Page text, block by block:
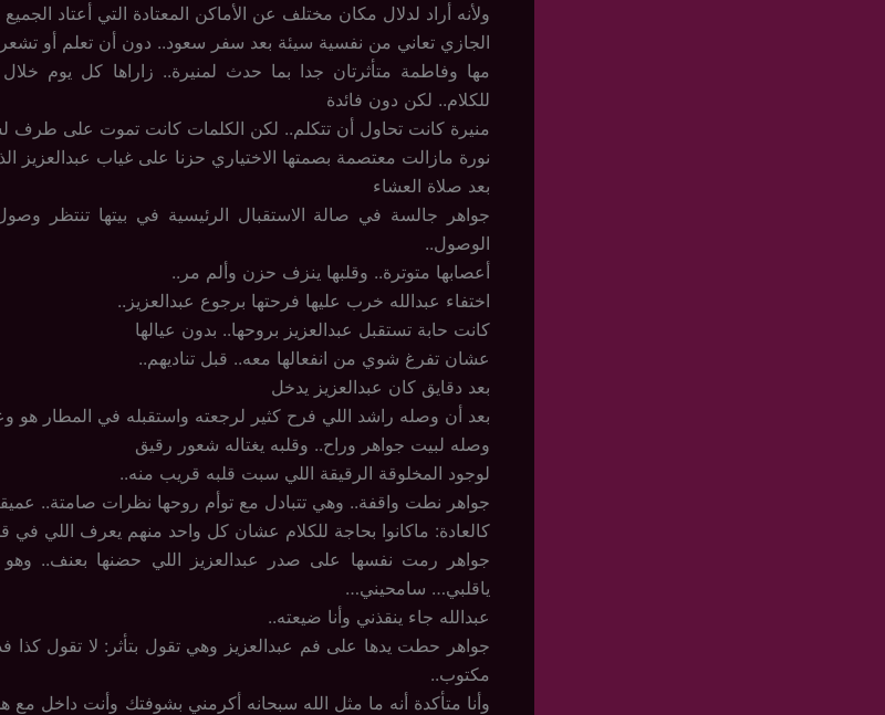
ولأنه أراد لدلال مكان مختلف عن الأماكن المعتادة التي أعتاد الجميع
الجازي تعاني من نفسية سيئة بعد سفر سعود.. دون أن تعلم أو تشعر
مها وفاطمة متأثرتان جدا بما حدث لمنيرة.. زاراها كل يوم خلال
للكلام.. لكن دون فائدة
منيرة كانت تحاول أن تتكلم.. لكن الكلمات كانت تموت على طرف
نورة مازالت معتصمة بصمتها الاختياري حزنا على غياب عبدالعزيز
بعد صلاة العشاء
جواهر جالسة في صالة الاستقبال الرئيسية في بيتها تنتظر
الوصول..
أعصابها متوترة.. وقلبها ينزف حزن وألم مر..
اختفاء عبدالله خرب عليها فرحتها برجوع عبدالعزيز..
كانت حابة تستقبل عبدالعزيز بروحها.. بدون عيالها
عشان تفرغ شوي من انفعالها معه.. قبل تناديهم..
بعد دقايق كان عبدالعزيز يدخل
بعد أن وصله راشد اللي فرح كثير لرجعته واستقبله في المطار هو
وصله لبيت جواهر وراح.. وقلبه يغتاله شعور رقيق
لوجود المخلوقة الرقيقة اللي سبت قلبه قريب منه..
جواهر نطت واقفة.. وهي تتبادل مع توأم روحها نظرات صامتة..
كالعادة: ماكانوا بحاجة للكلام عشان كل واحد منهم يعرف اللي في
جواهر رمت نفسها على صدر عبدالعزيز اللي حضنها بعنف..
ياقلبي… سامحيني…
عبدالله جاء ينقذني وأنا ضيعته..
جواهر حطت يدها على فم عبدالعزيز وهي تقول بتأثر: لا تقول كذا
مكتوب..
وأنا متأكدة أنه ما مثل الله سبحانه أكرمني بشوفتك وأنت داخل مع